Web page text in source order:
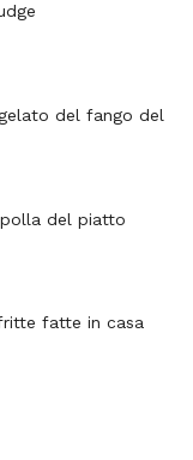
del fango del
del piatto
fatte in casa